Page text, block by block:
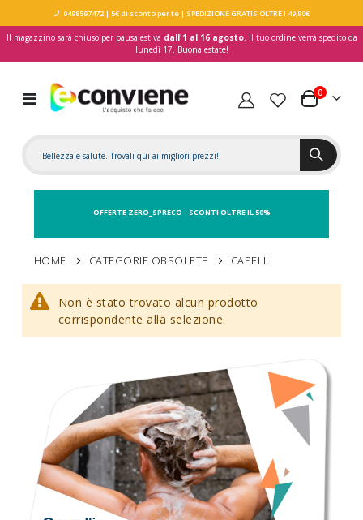
0498597472| 5€ di sconto per te| SPEDIZIONE GRATIS OLTRE I 49,90€
Il magazzino sarà chiuso per pausa estiva dall'1 al 16 agosto. Il tuo ordine verrà spedito da
lunedì 17. Buona estate!
Toggle
Nav
Carrello
0elementi
OFFERTE ZERO_SPRECO - SCONTI OLTRE IL 50%
HOME CATEGORIE OBSOLETE CAPELLI
Non è stato trovato alcun prodotto
corrispondente alla selezione.